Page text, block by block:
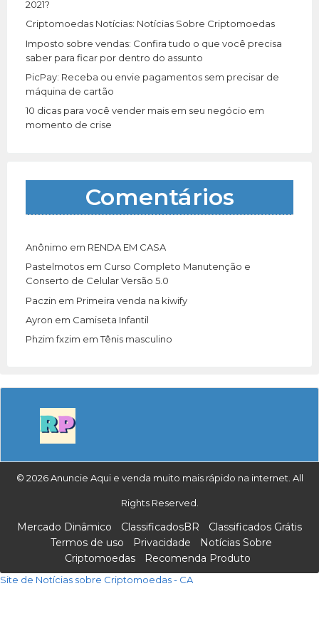
2021?
Criptomoedas Notícias: Notícias Sobre Criptomoedas
Imposto sobre vendas: Confira tudo o que você precisa
saber para ficar por dentro do assunto
PicPay: Receba ou envie pagamentos sem precisar de
máquina de cartão
10 dicas para você vender mais em seu negócio em
momento de crise
Comentários
Anônimo em RENDA EM CASA
Pastelmotos em Curso Completo Manutenção e
Conserto de Celular Versão 5.0
Paczin em Primeira venda na kiwify
Ayron em Camiseta Infantil
Phzim fxzim emTênis masculino
© 2026 Anuncie Aqui e venda muito mais rápido na internet. All
Rights Reserved.
Mercado Dinâmico ClassificadosBR
Classificados Grátis
Termos de uso
Privacidade
Notícias Sobre
Criptomoedas
Recomenda Produto
Site de Notícias sobre Criptomoedas - CA